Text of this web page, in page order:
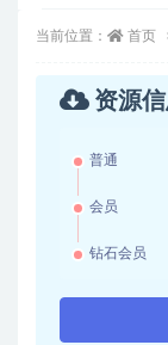
当前位置： 首页
资源
普通
会员
钻石会员